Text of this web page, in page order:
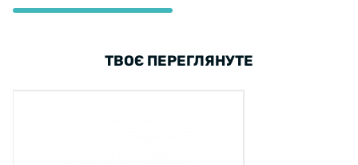
ТВОЄ ПЕРЕГЛЯНУТЕ